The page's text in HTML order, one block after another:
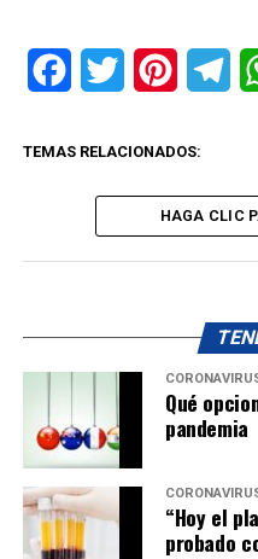
FacebookTwitter Pinterest
TEMAS RELACIONADOS:
HAGA CLIC
Qué
pandemia
“Hoy el
probado